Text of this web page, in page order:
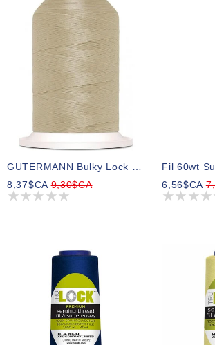
GUTERMANN Bulky Lock 80wt Fil 1000m - Col. 722
8,37$CA9,30$CA
6,56$CA